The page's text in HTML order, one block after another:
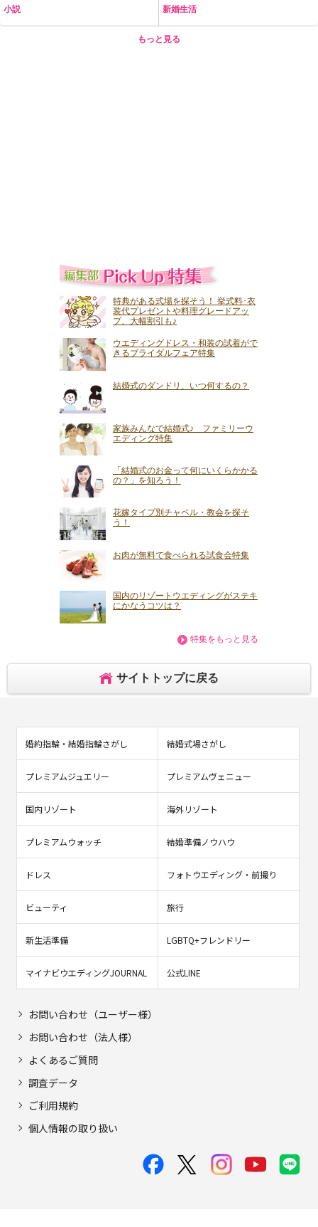
小説 新婚生活
もっと見る
特典がある式場を探そう！ 挙式料･衣
装代プレゼントや料理グレードアッ
プ、大幅割引も♪
ウエディングドレス・和装の試着がで
きるブライダルフェア特集
結婚式のダンドリ、いつ何するの？
家族みんなで結婚式♪ ファミリーウ
エディング特集
「結婚式のお金って何にいくらかかる
の？」を知ろう！
花嫁タイプ別チャペル・教会を探そ
う！
お肉が無料で食べられる試食会特集
国内のリゾートウエディングがステキ
にかなうコツは？
特集をもっと見る
サイトトップに戻る
婚約指輪・結婚指輪さがし 結婚式場さがし
プレミアムジュエリー プレミアムヴェニュー
国内リゾート 海外リゾート
プレミアムウォッチ 結婚準備ノウハウ
ドレス フォトウエディング・前撮り
ビューティ 旅行
新生活準備 LGBTQ+フレンドリー
マイナビウエディングJOURNAL 公式LINE
お問い合わせ（ユーザー様）
お問い合わせ（法人様）
よくあるご質問
調査データ
ご利用規約
個人情報の取り扱い